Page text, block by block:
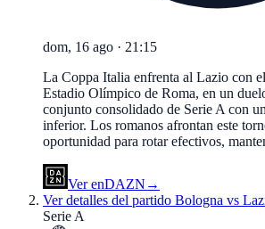
dom, 16 ago · 21:15
La Coppa Italia enfrenta al Lazio con
Estadio Olímpico de Roma, en un
conjunto consolidado de Serie A con
inferior. Los romanos afrontan este
oportunidad para rotar efectivos,
Ver enDAZN →
Ver detalles del partido Bologna vs
Serie A